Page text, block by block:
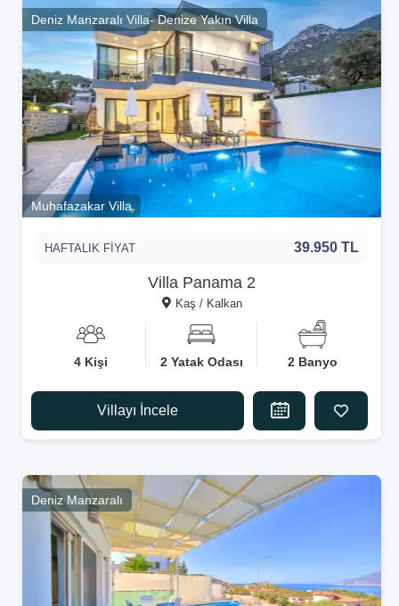
Deniz Manzaralı Villa- Denize Yakın Villa
Muhafazakar Villa
Villa Panama 2
Kaş / Kalkan
HAFTALIK FİYAT 39.950 TL
4 Kişi 2 Yatak Odası 2 Banyo
Villayı İncele
Deniz Manzaralı